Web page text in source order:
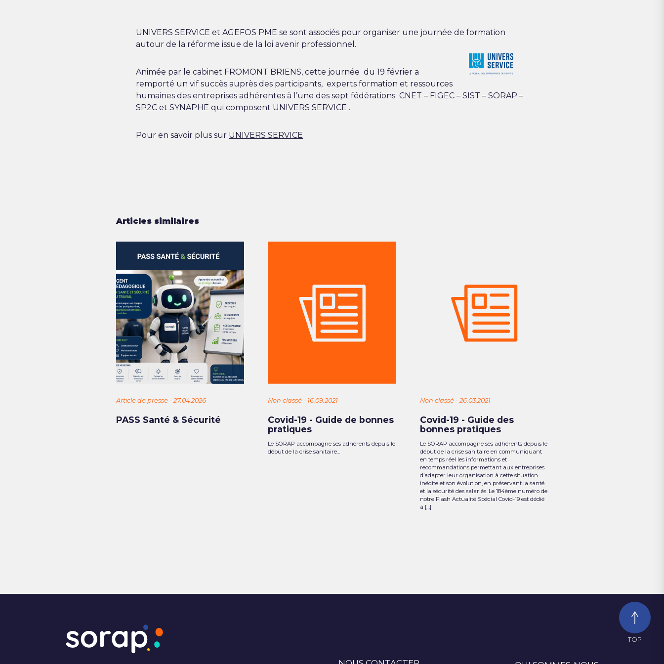
UNIVERS SERVICE et AGEFOS PME se sont associés pour organiser une journée de formation
autour de la réformeissue de la loi avenir professionnel.
Animée par le cabinet FROMONT BRIENS, cette journée du 19 février a
remporté un vif succès auprès des participants, experts formation et ressources
humaines des entreprises adhérentes à l’une des sept fédérations CNET – FIGEC – SIST – SORAP –
SP2C et SYNAPHE qui composent UNIVERS SERVICE .
Pour en savoir plus sur UNIVERS SERVICE
Articles similaires
Article de presse - 27.04.2026
PASS Santé & Sécurité
Non classé - 16.09.2021
Covid-19 - Guide de bonnes
pratiques
Le SORAP accompagne ses adhérents depuis le
début de la crise sanitaire...
Non classé - 26.03.2021
Covid-19 - Guide des
bonnes pratiques
Le SORAP accompagne ses adhérents depuis le
début de la crise sanitaire en communiquant
en temps réel les informations et
recommandations permettant aux entreprises
d’adapter leur organisation à cette situation
inédite et son évolution, en préservant la santé
et la sécurité des salariés. Le 184ème numéro de
notre Flash Actualité Spécial Covid-19 est dédié
à […]
TOP